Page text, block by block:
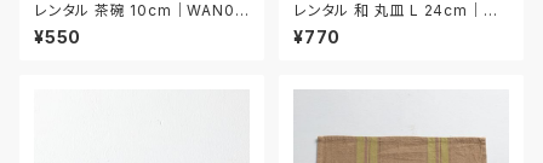
レンタル 茶碗 10cm｜WAN03
9
¥550
レンタル 和 丸皿 L 24cm｜W
ML021
¥770